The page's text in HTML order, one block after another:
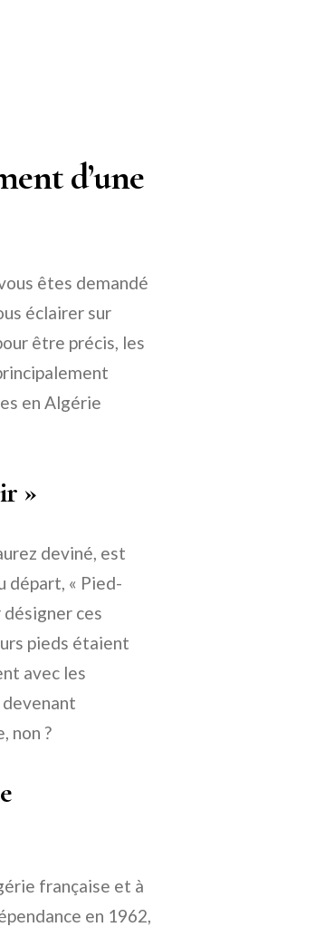
d’une
êtes demandé
éclairer sur
être précis, les
en Algérie
»
deviné, est
départ, « Pied-
ces
pieds étaient
avec les
non ?
française et à
en 1962,